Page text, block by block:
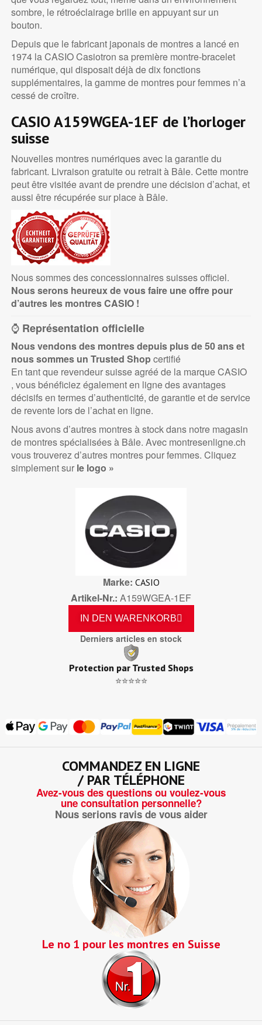
sombre, le rétroéclairage brille en appuyant sur un
bouton.
Depuis que le fabricant japonais de montres a lancé en
1974 la CASIO Casiotron sa première montre-bracelet
numérique, qui disposait déjà de dix fonctions
supplémentaires, la gamme de montres pour femmes n’a
cessé de croître.
CASIO A159WGEA-1EF de l’horloger
suisse
Nouvelles montres numériques avec la garantie du
fabricant. Livraison gratuite ou retrait à Bâle. Cette montre
peut être visitée avant de prendre une décision d’achat, et
aussi être récupérée sur place à Bâle.
Nous sommes des concessionnaires suisses officiel.
Nous serons heureux de vous faire une offre pour
d’autres les montres CASIO !
⌚ Représentation officielle
Nous vendons des montres depuis plus de 50 ans et
nous sommes un Trusted Shop certifié
En tant que revendeur suisse agréé de la marque CASIO
, vous bénéficiez également en ligne des avantages
décisifs en termes d’authenticité, de garantie et de service
de revente lors de l’achat en ligne.
Nous avons d’autres montres à stock dans notre magasin
de montres spécialisées à Bâle. Avec montresenligne.ch
vous trouverez d’autres montres pour femmes. Cliquez
simplement sur le logo »
Marke CASIO
Artikel-Nr. A159WGEA-1EF
IN DEN WARENKORB
Derniers articles en stock
Protection par Trusted Shops
⭐⭐⭐⭐⭐
COMMANDEZ EN LIGNE
/ PAR TÉLÉPHONE
Avez-vous des questions ou voulez-vous
une consultation personnelle?
Nous serions ravis de vous aider
Le no 1 pour les montres en Suisse